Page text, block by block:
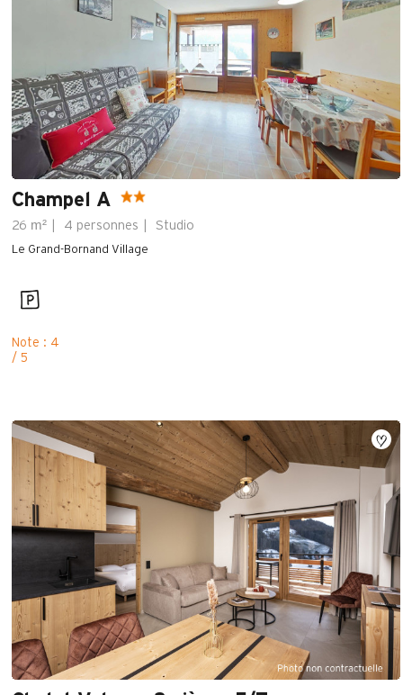
Champel A
26 m² 4 personnes Studio
Le Grand-Bornand Village
Note : 4
/ 5